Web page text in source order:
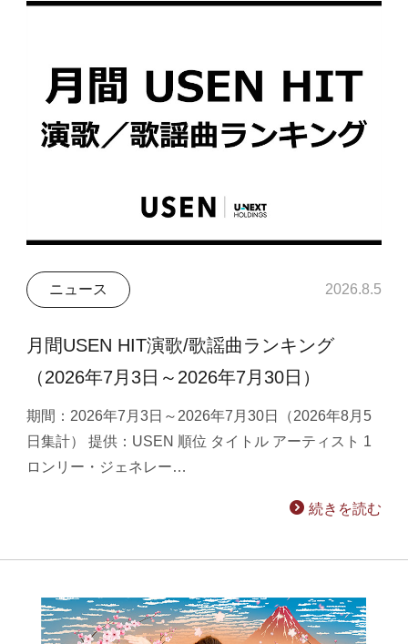
ニュース 2026.8.5
月間USEN HIT演歌/歌謡曲ランキング
（2026年7月3日～2026年7月30日）
期間：2026年7月3日～2026年7月30日（2026年8月5
日集計） 提供：USEN 順位 タイトル アーティスト 1
ロンリー・ジェネレー…
続きを読む